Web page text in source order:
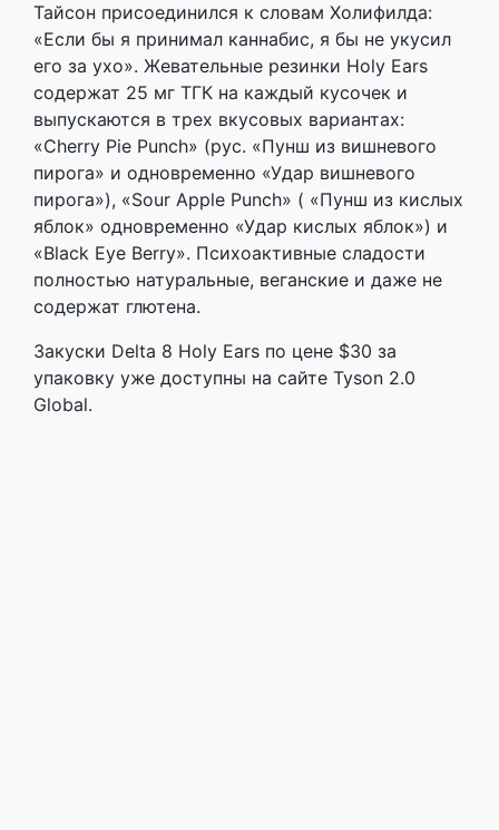
Тайсон присоединился к словам Холифилда:
«Если бы я принимал каннабис, я бы не укусил
его за ухо». Жевательные резинки Holy Ears
содержат 25 мг ТГК на каждый кусочек и
выпускаются в трех вкусовых вариантах:
«Cherry Pie Punch» (рус. «Пунш из вишневого
пирога» и одновременно «Удар вишневого
пирога»), «Sour Apple Punch» ( «Пунш из кислых
яблок» одновременно «Удар кислых яблок») и
«Black Eye Berry». Психоактивные сладости
полностью натуральные, веганские и даже не
содержат глютена.
Закуски Delta 8 Holy Ears по цене $30 за
упаковку уже доступны на сайте Tyson 2.0
Global.